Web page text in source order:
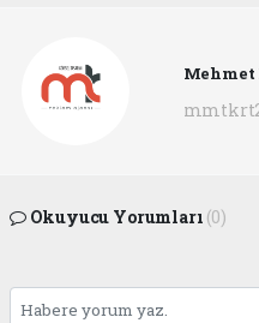
Okuyucu Yorumları (0)